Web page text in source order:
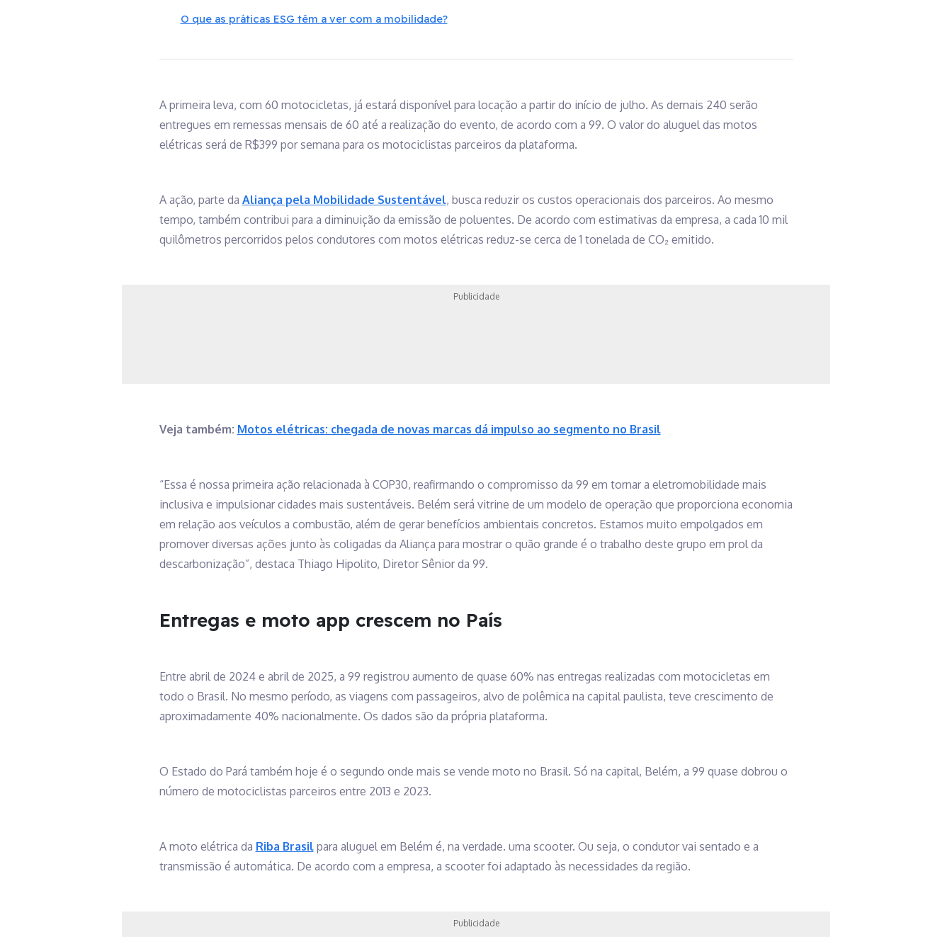
O que as práticas ESG têm a ver com a mobilidade?
A primeira leva, com 60 motocicletas, já estará disponível para locação a partir do início de julho. As demais 240 serão
entregues em remessas mensais de 60 até a realização do evento, de acordo com a 99. O valor do aluguel das motos
elétricas será de R$399 por semana para os motociclistas parceiros da plataforma.
A ação, parte da Aliança pela Mobilidade Sustentável, busca reduzir os custos operacionais dos parceiros. Ao mesmo
tempo, também contribui para a diminuição da emissão de poluentes. De acordo com estimativas da empresa, a cada 10 mil
quilômetros percorridos pelos condutores com motos elétricas reduz-se cerca de 1 tonelada de CO₂ emitido.
Publicidade
Veja também: Motos elétricas: chegada de novas marcas dá impulso ao segmento no Brasil
“Essa é nossa primeira ação relacionada à COP30, reafirmando o compromisso da 99 em tornar a eletromobilidade mais
inclusiva e impulsionar cidades mais sustentáveis. Belém será vitrine de um modelo de operação que proporciona economia
em relação aos veículos a combustão, além de gerar benefícios ambientais concretos. Estamos muito empolgados em
promover diversas ações junto às coligadas da Aliança para mostrar o quão grande é o trabalho deste grupo em prol da
descarbonização”, destaca Thiago Hipolito, Diretor Sênior da 99.
Entregas e moto app crescem no País
Entre abril de 2024 e abril de 2025, a 99 registrou aumento de quase 60% nas entregas realizadas com motocicletas em
todo o Brasil. No mesmo período, as viagens com passageiros, alvo de polêmica na capital paulista, teve crescimento de
aproximadamente 40% nacionalmente. Os dados são da própria plataforma.
O Estado do Pará também hoje é o segundo onde mais se vende moto no Brasil. Só na capital, Belém, a 99 quase dobrou o
número de motociclistas parceiros entre 2013 e 2023.
A moto elétrica da Riba Brasilpara aluguel em Belém é, na verdade. uma scooter. Ou seja, o condutor vai sentado e a
transmissão é automática. De acordo com a empresa, a scooter foi adaptado às necessidades da região.
Publicidade